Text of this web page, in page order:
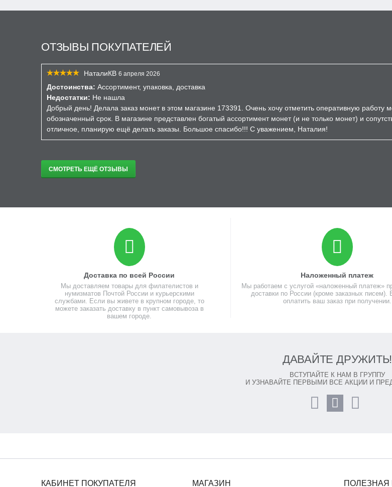
ОТЗЫВЫ ПОКУПАТЕЛЕЙ
НаталиКВ 6 апреля 2026
Достоинства: Ассортимент, упаковка, доставка
Недостатки: Не нашла
Добрый день! Делала заказ монет в этом магазине 173391. Очень хочу отметить оперативную работу
обозначенный срок. В магазине представлен богатый ассортимент монет (и не только монет) и
отличное, планирую ещё делать заказы. Большое спасибо!!! С уважением, Наталия!
СМОТРЕТЬ ЕЩЁ ОТЗЫВЫ
Доставка по всей России
Мы доставляем товары для филателистов и
нумизматов Почтой России и курьерскими
службами. Если вы живете в крупном городе, то
можете заказать доставку в пункт самовывоза в
вашем городе.
Наложенный платеж
Мы работаем с услугой «наложенный платеж»
доставки по России (кроме заказных
оплатить ваш заказ при получении.
ДАВАЙТЕ ДРУЖИТЬ!
ВСТУПАЙТЕ К НАМ В ГРУППУ
И УЗНАВАЙТЕ ПЕРВЫМИ ВСЕ АКЦИИ И
КАБИНЕТ ПОКУПАТЕЛЯ МАГАЗИН